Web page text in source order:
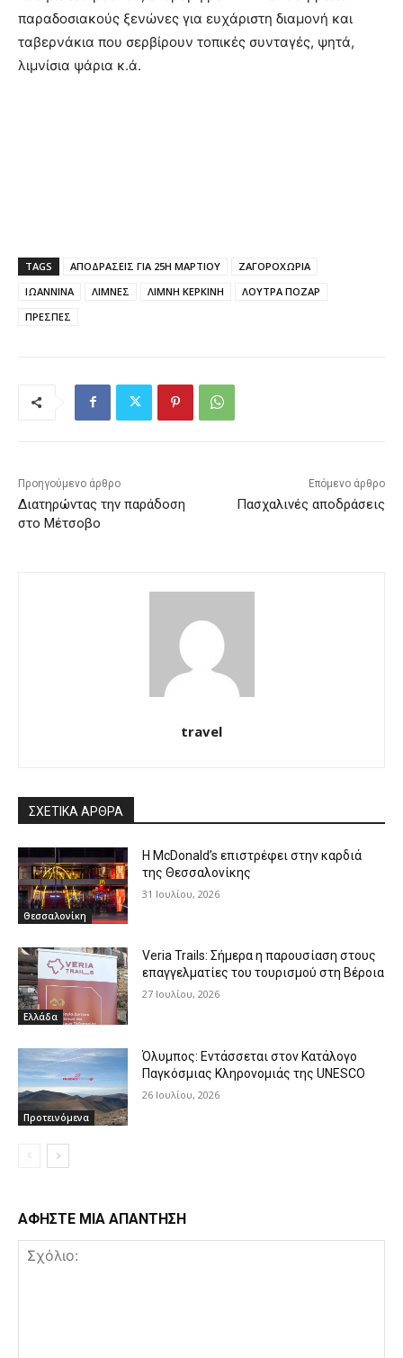
παραδοσιακούς ξενώνες για ευχάριστη διαμονή και
ταβερνάκια που σερβίρουν τοπικές συνταγές, ψητά,
λιμνίσια ψάρια κ.ά.
TAGS ΑΠΟΔΡΑΣΕΙΣ ΓΙΑ 25Η ΜΑΡΤΙΟΥ
ΖΑΓΟΡΟΧΩΡΙΑ
ΙΩΑΝΝΙΝΑ
ΛΙΜΝΕΣ ΛΙΜΝΗ ΚΕΡΚΙΝΗ
ΛΟΥΤΡΑ ΠΟΖΑΡ
ΠΡΕΣΠΕΣ
Προηγούμενο άρθρο
Διατηρώντας την παράδοση
στο Μέτσοβο
Επόμενο άρθρο
Πασχαλινές αποδράσεις
travel
ΣΧΕΤΙΚΑ ΑΡΘΡΑ
Θεσσαλονίκη
Η McDonald’s επιστρέφει στην καρδιά
της Θεσσαλονίκης
31 Ιουλίου, 2026
Ελλάδα
Veria Trails: Σήμερα η παρουσίαση στους
επαγγελματίες του τουρισμού στη Βέροια
27 Ιουλίου, 2026
Προτεινόμενα
Όλυμπος: Εντάσσεται στον Κατάλογο
Παγκόσμιας Κληρονομιάς της UNESCO
26 Ιουλίου, 2026
ΑΦΗΣΤΕ ΜΙΑ ΑΠΑΝΤΗΣΗ